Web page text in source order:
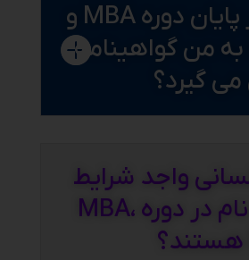
آیا در پایان دوره MBA و
DBA به من گواهینامه
گیرد؟
واجد شرایط
ثبت نام در دوره MBA،